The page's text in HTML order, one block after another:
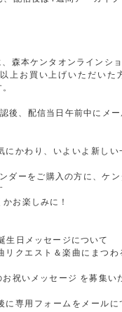
森本ケンタオンラインシ
上お買い上げいただいた
後、配信当日午前中にメー
かわり、いよいよ新しい
ダーをご購入の方に、ケン
お楽しみに！
生日メッセージについて
リクエスト＆楽曲にまつわ
祝いメッセージ を募集い
に専用フォームをメールに